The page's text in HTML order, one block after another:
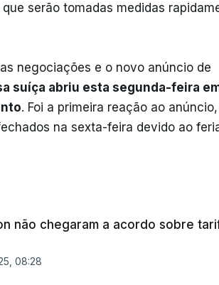
serão tomadas medidas
negociações e o novo anúncio de
suíça abriu esta segunda-feira
. Foi a primeira reação ao
na sexta-feira devido ao
não chegaram a acordo sobre
08:28